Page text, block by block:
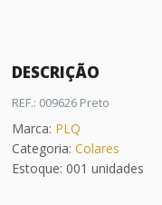
DESCRIÇÃO
REF.: 009626 Preto
Marca: PLQ
Categoria:Colares
Estoque: 001 unidades